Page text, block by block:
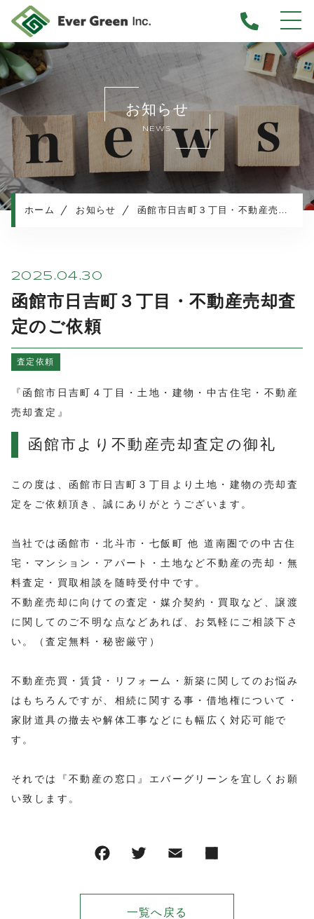
ホーム
当社について
不動産売却について
仲介売却
業者買取
不動産売却の流れ
お知らせ
お知らせ
NEWS
ホーム お知らせ 函館市日吉町３丁目・不動産売却査定のご依頼
2025.04.30
函館市日吉町３丁目・不動産売却査
定のご依頼
査定依頼
『函館市日吉町４丁目・土地・建物・中古住宅・不動産
売却査定』
函館市より不動産売却査定の御礼
この度は、函館市日吉町３丁目より土地・建物の売却査
定をご依頼頂き、誠にありがとうございます。
当社では函館市・北斗市・七飯町 他 道南圏での中古住
宅・マンション・アパート・土地など不動産の売却・無
料査定・買取相談を随時受付中です。
不動産売却に向けての査定・媒介契約・買取など、譲渡
に関してのご不明な点などあれば、お気軽にご相談下さ
い。（査定無料・秘密厳守）
不動産売買・賃貸・リフォーム・新築に関してのお悩み
はもちろんですが、相続に関する事・借地権について・
家財道具の撤去や解体工事などにも幅広く対応可能で
す。
それでは『不動産の窓口』エバーグリーンを宜しくお願
い致します。
一覧へ戻る